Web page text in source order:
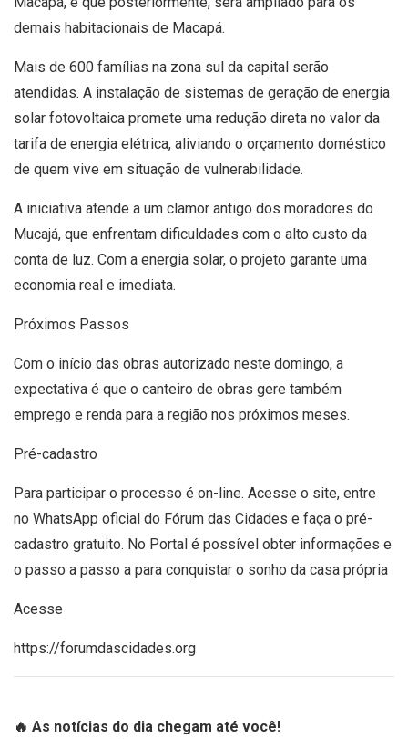
demais habitacionais de Macapá.
Mais de 600 famílias na zona sul da capital serão
atendidas. A instalação de sistemas de geração de energia
solar fotovoltaica promete uma redução direta no valor da
tarifa de energia elétrica, aliviando o orçamento doméstico
de quem vive em situação de vulnerabilidade.
A iniciativa atende a um clamor antigo dos moradores do
Mucajá, que enfrentam dificuldades com o alto custo da
conta de luz. Com a energia solar, o projeto garante uma
economia real e imediata.
Próximos Passos
Com o início das obras autorizado neste domingo, a
expectativa é que o canteiro de obras gere também
emprego e renda para a região nos próximos meses.
Pré-cadastro
Para participar o processo é on-line. Acesse o site, entre
no WhatsApp oficial do Fórum das Cidades e faça o pré-
cadastro gratuito. No Portal é possível obter informações e
o passo a passo a para conquistar o sonho da casa própria
Acesse
https://forumdascidades.org
🔥 As notícias do dia chegam até você!